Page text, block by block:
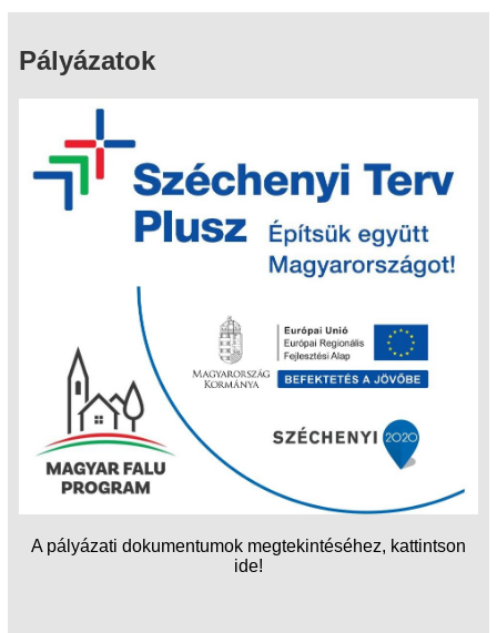
Pályázatok
A pályázati dokumentumok megtekintéséhez, kattintson
ide!